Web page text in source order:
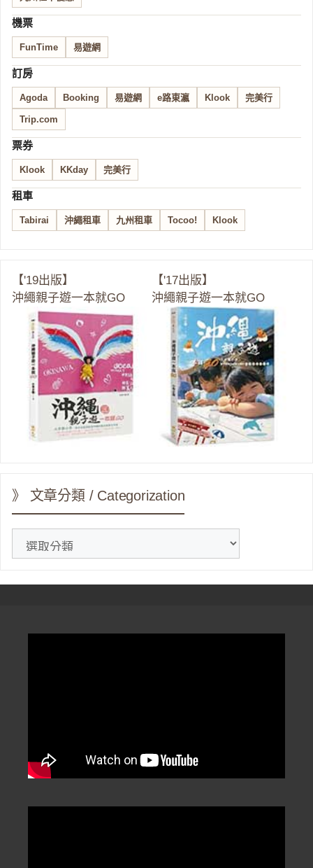
機票
FunTime 易遊網
訂房
Agoda Booking 易遊網 e路東瀛 Klook 完美行
Trip.com
票券
Klook KKday 完美行
租車
Tabirai 沖繩租車 九州租車 Tocoo! Klook
【'19出版】
沖繩親子遊一本就GO
【'17出版】
沖繩親子遊一本就GO
》 文章分類 / Categorization
分